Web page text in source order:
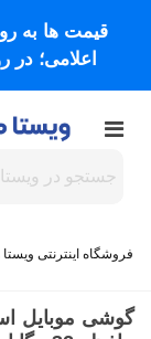
قیمت ها به
اعلامی؛
فروشگاه اینترنتی